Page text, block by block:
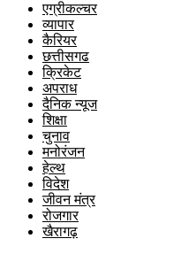
एग्रीकल्चर
व्यापार
कैरियर
छत्तीसगढ
क्रिकेट
अपराध
दैनिक न्यूज
शिक्षा
चुनाव
मनोरंजन
हेल्थ
विदेश
जीवन मंत्र
रोजगार
खैरागढ़